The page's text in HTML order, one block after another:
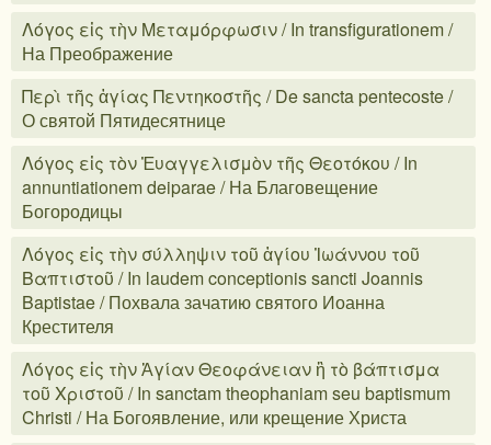
Λόγος εἰς τὴν Μεταμόρφωσιν / In transfigurationem /
На Преображение
Περὶ τῆς ἁγίας Πεντηκοστῆς / De sancta pentecoste /
О святой Пятидесятнице
Λόγος εἰς τὸν Ἐυαγγελισμὸν τῆς Θεοτόκου / In
annuntiationem deiparae / На Благовещение
Богородицы
Λόγος εἰς τὴν σύλληψιν τοῦ ἁγίου Ἰωάννου τοῦ
Βαπτιστοῦ / In laudem conceptionis sancti Joannis
Baptistae / Похвала зачатию святого Иоанна
Крестителя
Λόγος εἰς τὴν Ἁγίαν Θεοφάνειαν ἢ τὸ βάπτισμα
τοῦ Χριστοῦ / In sanctam theophaniam seu baptismum
Christi / На Богоявление, или крещение Христа